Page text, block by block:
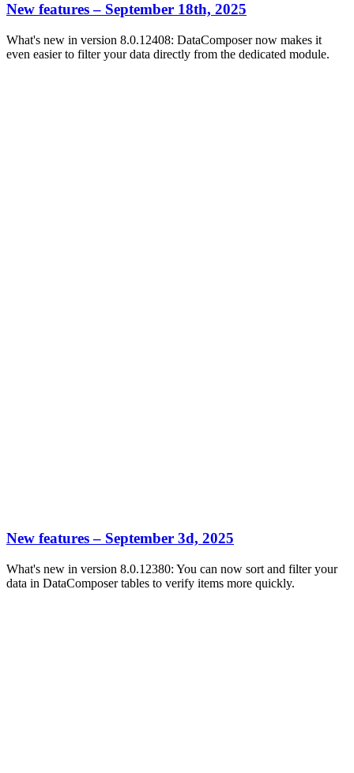
New features – September 18th, 2025
What's new in version 8.0.12408: DataComposer now makes it
even easier to filter your data directly from the dedicated module.
New features – September 3d, 2025
What's new in version 8.0.12380: You can now sort and filter your
data in DataComposer tables to verify items more quickly.